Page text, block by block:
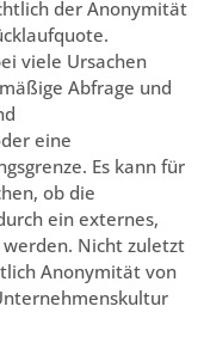
der Anonymität
viele Ursachen
Abfrage und
eine
Es kann für
ob die
ein externes,
Nicht zuletzt
Anonymität von